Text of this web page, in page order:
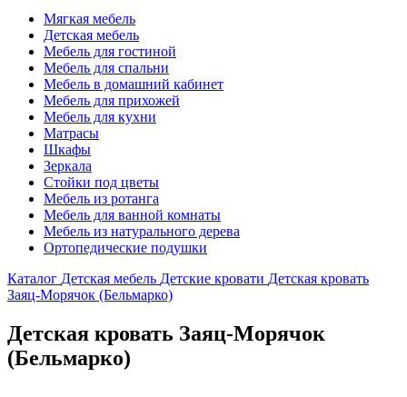
Мягкая мебель
Детская мебель
Мебель для гостиной
Мебель для спальни
Мебель в домашний кабинет
Мебель для прихожей
Мебель для кухни
Матрасы
Шкафы
Зеркала
Стойки под цветы
Мебель из ротанга
Мебель для ванной комнаты
Мебель из натурального дерева
Ортопедические подушки
Каталог Детская мебель Детские кровати Детская кровать
Заяц-Морячок (Бельмарко)
Детская кровать Заяц-Морячок
(Бельмарко)